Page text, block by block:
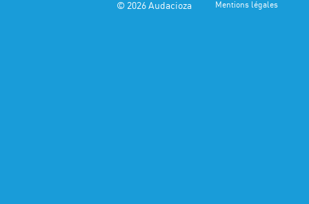
© 2026Audacioza Mentions légales